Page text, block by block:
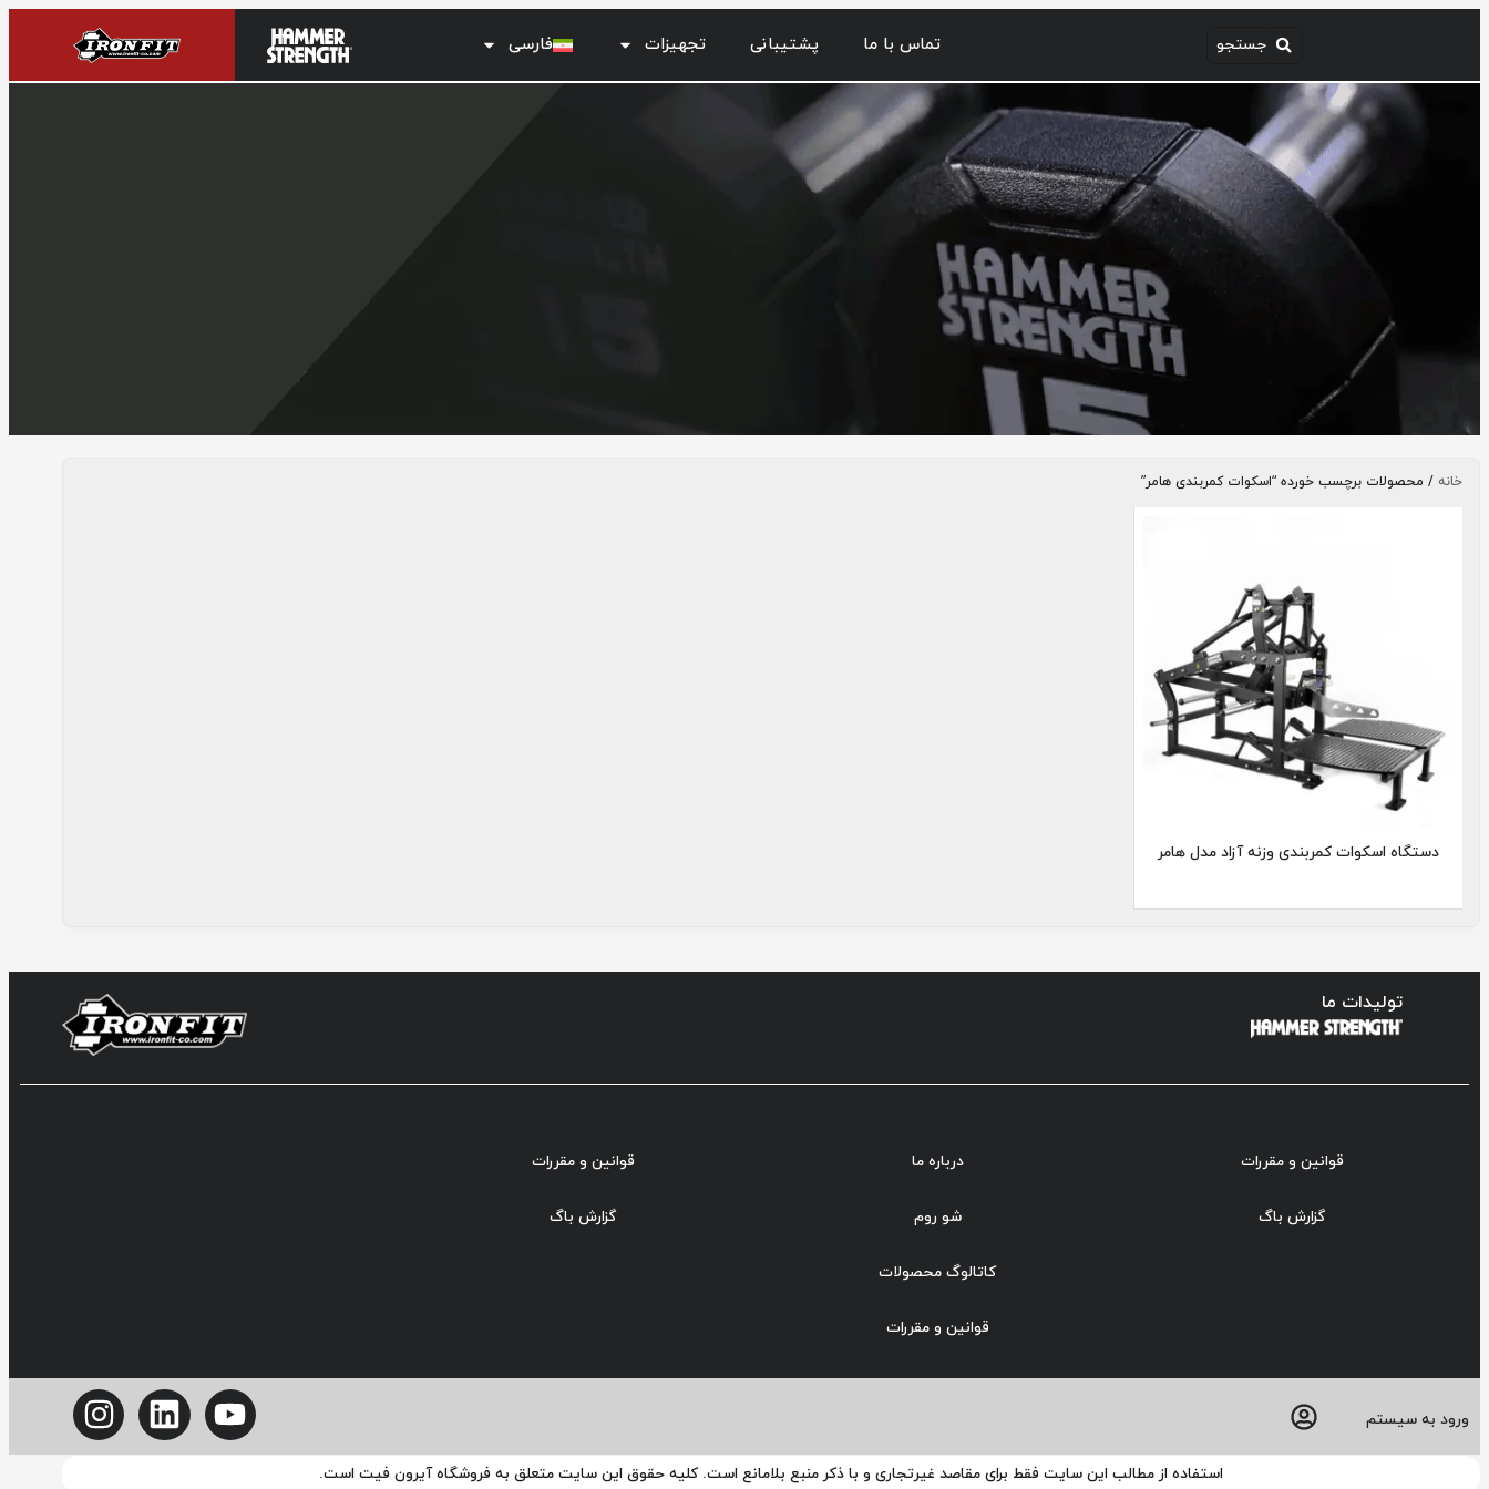
تماس با ما پشتیبانی تجهیزات فارسی
خانه / محصولات برچسب خورده “اسکوات کمربندی هامر”
دستگاه اسکوات کمربندی وزنه آزاد مدل هامر
تولیدات ما
قوانین و مقررات
گزارش باگ
درباره ما
شو روم
کاتالوگ محصولات
قوانین و مقررات
قوانین و مقررات
گزارش باگ
ورود به سیستم
استفاده از مطالب این سایت فقط برای مقاصد غیرتجاری و با ذکر منبع بلامانع است. کلیه حقوق این سایت متعلق به فروشگاه آیرون فیت است.